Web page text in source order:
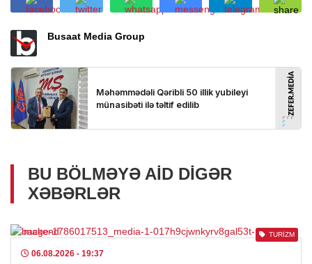
Busaat Media Group
BU BÖLMƏYƏ AID DIGƏR
XƏBƏRLƏR
TURIZM
06.08.2026 - 19:37